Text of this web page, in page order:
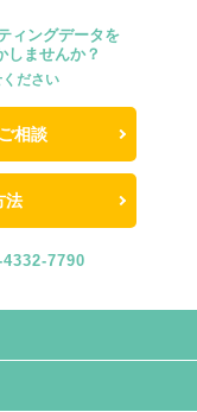
ィングデータを
しませんか？
ださい
相談
法
4332-7790